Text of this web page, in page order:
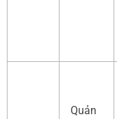
Quản